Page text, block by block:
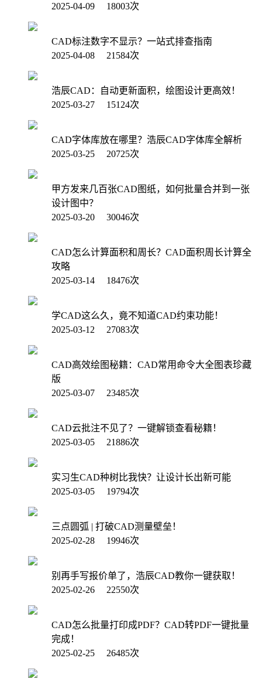
2025-04-09 18003次
CAD标注数字不显示？一站式排查指南
2025-04-08 21584次
浩辰CAD：自动更新面积，绘图设计更高效！
2025-03-27 15124次
CAD字体库放在哪里？浩辰CAD字体库全解析
2025-03-25 20725次
甲方发来几百张CAD图纸，如何批量合并到一张
设计图中？
2025-03-20 30046次
CAD怎么计算面积和周长？CAD面积周长计算全
攻略
2025-03-14 18476次
学CAD这么久，竟不知道CAD约束功能！
2025-03-12 27083次
CAD高效绘图秘籍：CAD常用命令大全图表珍藏
版
2025-03-07 23485次
CAD云批注不见了？一键解锁查看秘籍！
2025-03-05 21886次
实习生CAD种树比我快？让设计长出新可能
2025-03-05 19794次
三点圆弧 | 打破CAD测量壁垒！
2025-02-28 19946次
别再手写报价单了，浩辰CAD教你一键获取！
2025-02-26 22550次
CAD怎么批量打印成PDF？CAD转PDF一键批量
完成！
2025-02-25 26485次